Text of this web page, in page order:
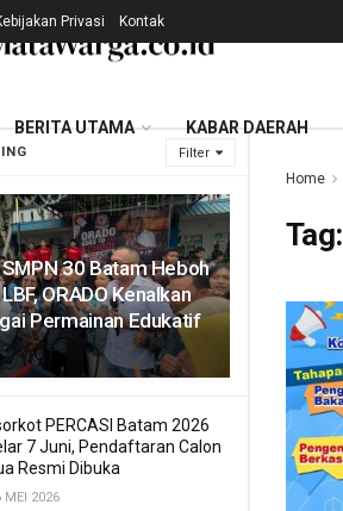
Filter
30 Batam Heboh
ORADO Kenalkan
Permainan Edukatif
PERCASI Batam 2026
7 Juni, Pendaftaran Calon
Resmi Dibuka
MEI 2026
Privasi Kontak
BERITA UTAMA KABAR DAERAH
Home
Tag: